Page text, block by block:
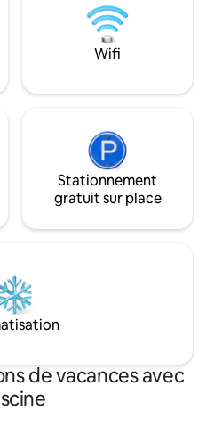
de Branson,
Cedar
parfaite
% de
micro-ondes et
pour les matins
copieux. Faites
de 10 à 15
préférées de
Wifi
Stationnement
gratuit sur place
de vacances avec